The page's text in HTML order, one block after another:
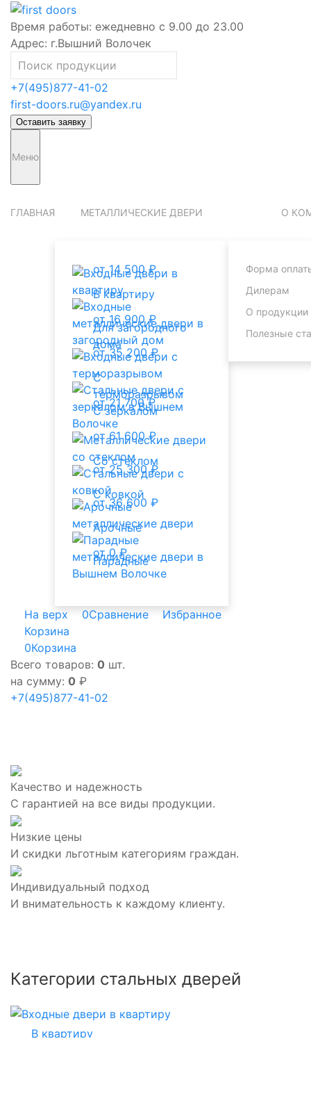
Время работы: ежедневно с 9.00 до 23.00
Адрес: г.Вышний Волочек
+7(495)877-41-02
first-doors.ru@yandex.ru
Оставить заявку
Меню
ГЛАВНАЯ МЕТАЛЛИЧЕСКИЕ ДВЕРИ
В квартиру
от 14 500 ₽
Для загородного
дома
от 16 900 ₽
С
терморазрывом
от 35 200 ₽
С зеркалом
от 21 700 ₽
Со стеклом
от 61 600 ₽
С ковкой
от 25 300 ₽
Арочные
от 36 600 ₽
Парадные
от 0 ₽
О
Форма
Дилерам
О продукции
Полезные
На верх 0Сравнение
Избранное
Корзина
0Корзина
Всего товаров: 0 шт.
на сумму: 0 ₽
+7(495)877-41-02
Качество и надежность
С гарантией на все виды продукции.
Низкие цены
И скидки льготным категориям граждан.
Индивидуальный подход
И внимательность к каждому клиенту.
Категории стальных дверей
В квартиру